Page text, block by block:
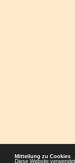
Mitteilung zu Cookies
Diese Website